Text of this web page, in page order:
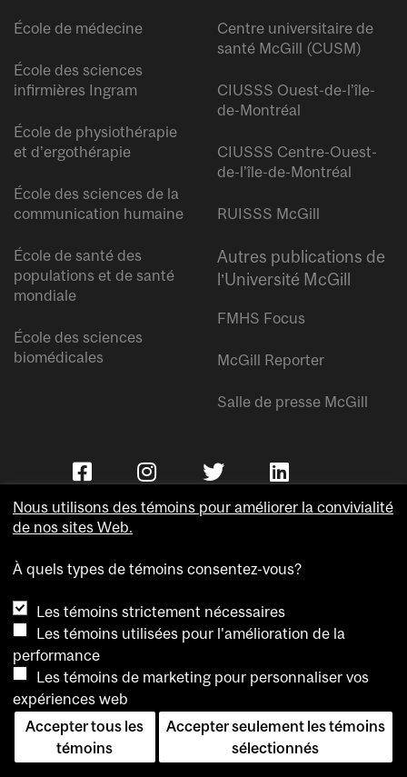
École de médecine
École des sciences
infirmières Ingram
École de physiothérapie
et d’ergothérapie
École des sciences de la
communication humaine
École de santé des
populations et de santé
mondiale
École des sciences
biomédicales
Centre universitaire de
santé McGill (CUSM)
CIUSSS Ouest-de-l’île-
de-Montréal
CIUSSS Centre-Ouest-
de-l’île-de-Montréal
RUISSS McGill
Autres publications de
l’Université McGill
FMHS Focus
McGill Reporter
Salle de presse McGill
Accessibilité
Confidentialité
Avis sur les témoins
Pour nous joindre
Nous utilisons des témoins pour améliorer la convivialité
de nos sites Web.
À quels types de témoins consentez-vous?
Les témoins strictement nécessaires
Les témoins utilisées pour l'amélioration de la
performance
Les témoins de marketing pour personnaliser vos
expériences web
Accepter tous les
témoins
Accepter seulement les témoins
sélectionnés